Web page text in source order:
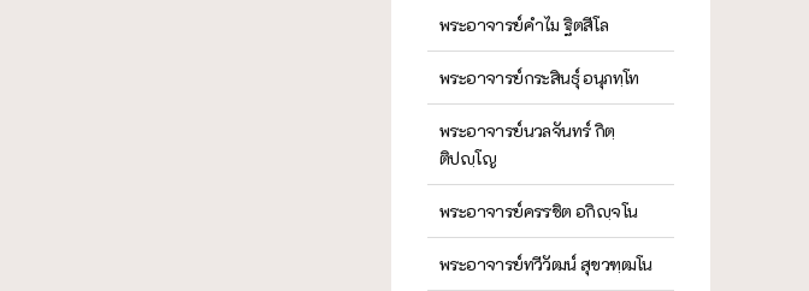
พระอาจารย์คำไม ฐิตสีโล
พระอาจารย์กระสินธุ์ อนุภทฺโท
พระอาจารย์นวลจันทร์ กิตฺ
ติปญฺโญ
พระอาจารย์ครรชิต อกิญฺจโน
พระอาจารย์ทวีวัฒน์ สุขวฑฺฒโน